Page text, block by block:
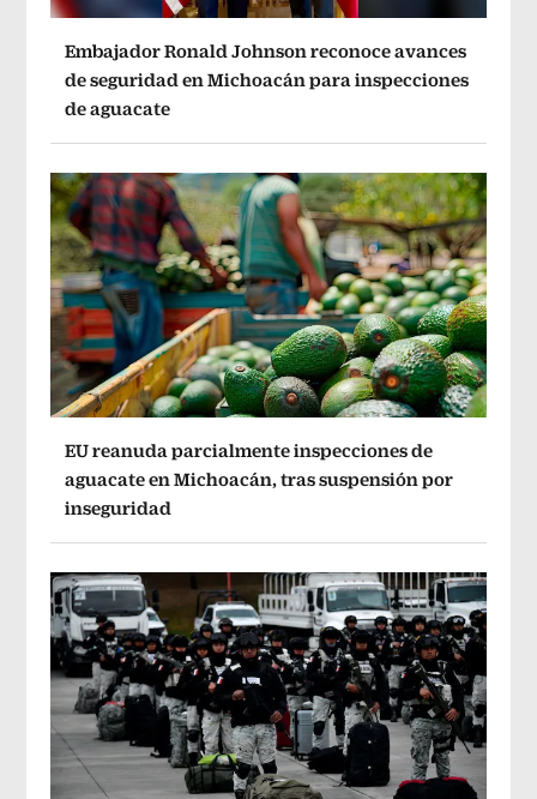
Embajador Ronald Johnson reconoce avances
de seguridad en Michoacán para inspecciones
de aguacate
EU reanuda parcialmente inspecciones de
aguacate en Michoacán, tras suspensión por
inseguridad